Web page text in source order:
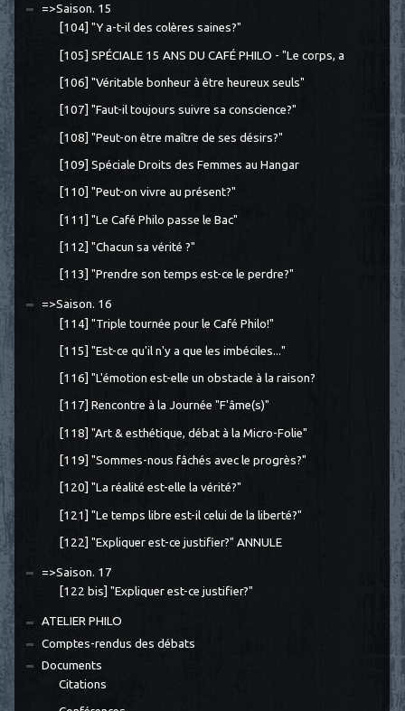
=>Saison. 15
[104] "Y a-t-il des colères saines?"
[105] SPÉCIALE 15 ANS DU CAFÉ PHILO - "Le corps, a
[106] "Véritable bonheur à être heureux seuls"
[107] "Faut-il toujours suivre sa conscience?"
[108] "Peut-on être maître de ses désirs?"
[109] Spéciale Droits des Femmes au Hangar
[110] "Peut-on vivre au présent?"
[111] "Le Café Philo passe le Bac"
[112] "Chacun sa vérité ?"
[113] "Prendre son temps est-ce le perdre?"
=>Saison. 16
[114] "Triple tournée pour le Café Philo!"
[115] "Est-ce qu'il n'y a que les imbéciles..."
[116] "L'émotion est-elle un obstacle à la raison?
[117] Rencontre à la Journée "F'âme(s)"
[118] "Art & esthétique, débat à la Micro-Folie"
[119] "Sommes-nous fâchés avec le progrès?"
[120] "La réalité est-elle la vérité?"
[121] "Le temps libre est-il celui de la liberté?"
[122] "Expliquer est-ce justifier?" ANNULE
=>Saison. 17
[122 bis] "Expliquer est-ce justifier?"
ATELIER PHILO
Comptes-rendus des débats
Documents
Citations